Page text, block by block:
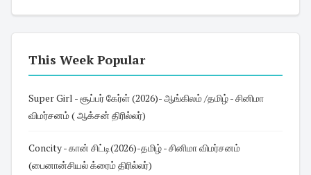
This Week Popular
Super Girl - சூப்பர் கேர்ள் (2026)- ஆங்கிலம் /தமிழ் - சினிமா
விமர்சனம் ( ஆக்சன் திரில்லர்)
Concity - கான் சிட்டி(2026)-தமிழ் - சினிமா விமர்சனம்
(பைனான்சியல் க்ரைம் திரில்லர்)